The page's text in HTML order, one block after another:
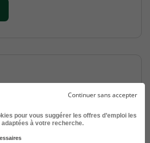
Lourds H/F
Continuer sans accepter
pour vous suggérer les offres d’emploi les
adaptées à votre recherche.